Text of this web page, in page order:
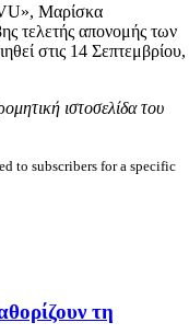
Μαρίσκα
τελετής απονομής των
στις 14 Σεπτεμβρίου,
ιστοσελίδα του
to subscribers for a specific
τη